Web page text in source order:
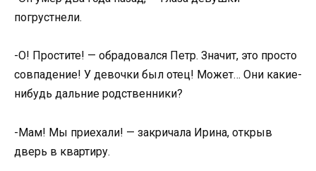
погрустнели.
-О! Простите! — обрадовался Петр. Значит, это просто
совпадение! У девочки был отец! Может… Они какие-
нибудь дальние родственники?
-Мам! Мы приехали! — закричала Ирина, открыв
дверь в квартиру.